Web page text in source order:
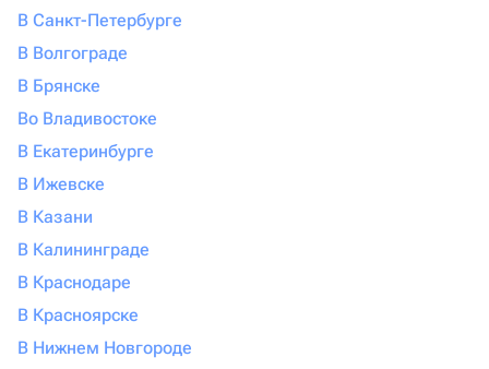
В Санкт-Петербурге
В Волгограде
В Брянске
Во Владивостоке
В Екатеринбурге
В Ижевске
В Казани
В Калининграде
В Краснодаре
В Красноярске
В Нижнем Новгороде